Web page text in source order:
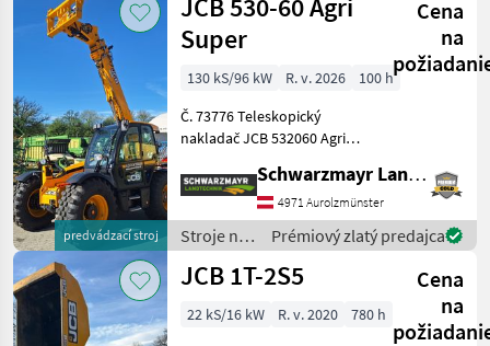
JCB
predvádzací stroj
JCB 530-60 Agri
Super
Cena
na
130 kS/96 kW R. v. 2026
100 h
Č. 73776 Teleskopický
nakladač JCB 532060 Agri
0 tony - s výškou zdvihu 6, 0
metra - so 4-valcovým
motorom JCB Dieselmax
Common Rail (d
Schwarzmayr Landtechnik GmbH - Aurolzmünster
4971 Aurolzmünster
Stroje na
stavbu /
JCB
Prémiový zlatý predajca
JCB 1T-2S5
Cena
na
22 kS/16 kW R. v. 2020 780 h